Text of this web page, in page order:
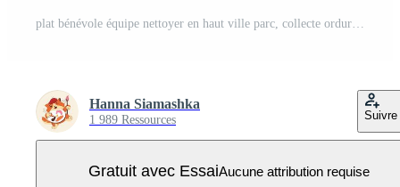
Hanna Siamashka
1 989 Ressources Suivre
Gratuit avec EssaiAucune attribution requise